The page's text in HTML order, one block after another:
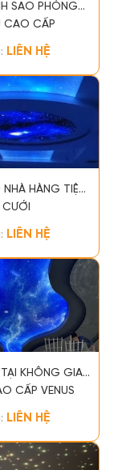
SAO PHÒNG
CAO CẤP
LIÊN HỆ
HÀNG TIỆC
CƯỚI
LIÊN HỆ
KHÔNG GIAN
CẤP VENUS
TÀU
LIÊN HỆ